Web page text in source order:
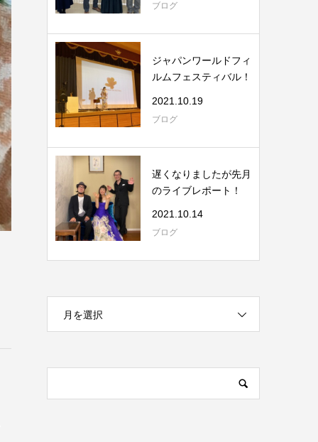
ブログ
ジャパンワールドフィ
ルムフェスティバル！
2021.10.19
ブログ
遅くなりましたが先月
のライブレポート！
2021.10.14
ブログ
月を選択